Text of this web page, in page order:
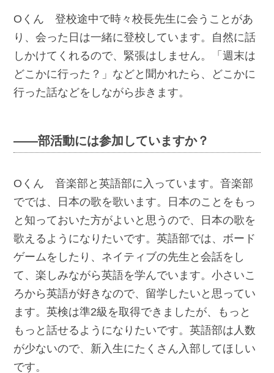
Oくん 登校途中で時々校長先生に会うことがあ
り、会った日は一緒に登校しています。自然に話
しかけてくれるので、緊張はしません。「週末は
どこかに行った？」などと聞かれたら、どこかに
行った話などをしながら歩きます。
――部活動には参加していますか？
Oくん 音楽部と英語部に入っています。音楽部
ででは、日本の歌を歌います。日本のことをもっ
と知っておいた方がよいと思うので、日本の歌を
歌えるようになりたいです。英語部では、ボード
ゲームをしたり、ネイティブの先生と会話をし
て、楽しみながら英語を学んでいます。小さいこ
ろから英語が好きなので、留学したいと思ってい
ます。英検は準2級を取得できましたが、もっと
もっと話せるようになりたいです。英語部は人数
が少ないので、新入生にたくさん入部してほしい
です。